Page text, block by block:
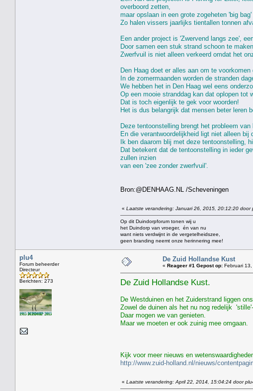
overboord zetten,
maar opslaan in een grote zogeheten 'big
Zo halen vissers jaarlijks tientallen tonnen
Een ander project is 'Zwervend langs zee',
Door samen een stuk strand schoon te
Zwerfvuil is niet alleen verkeerd omdat het
Den Haag doet er alles aan om te
In de zomermaanden worden de stranden
We hebben het in Den Haag wel eens
Op een mooie stranddag kan dat oplopen tot
Dat is toch eigenlijk te gek voor woorden!
Het is dus belangrijk dat mensen beter leren
Deze tentoonstelling brengt het probleem
En die verantwoordelijkheid ligt niet alleen bij
Ik ben daarom blij met deze tentoonstelling,
Dat betekent dat de tentoonstelling in ieder
zullen inzien
van een 'zee zonder zwerfvuil'.
Bron:@DENHAAG.NL /Scheveningen
« Laatste verandering: Januari 26, 2015, 20:12:20 door
Op dit Duindorpforum tonen wij u
het Duindorp van vroeger, én van nu
want niets verdwijnt in de vergetelheidszee,
geen branding neemt onze herinnering mee!
plu4
Forum beheerder
Directeur
Berichten: 273
De Zuid Hollandse Kust
« Reageer #1 Gepost op: Februari
De Zuid Hollandse Kust.
De Westduinen en het Zuiderstrand liggen
Zowel de duinen als het nu nog redelijk
Daar mogen we van genieten.
Maar we moeten er ook zuinig mee omgaan.
Kijk voor meer nieuws en
http://www.zuid-holland.nl/nieuws/
« Laatste verandering: April 22, 2014, 15:04:24 door